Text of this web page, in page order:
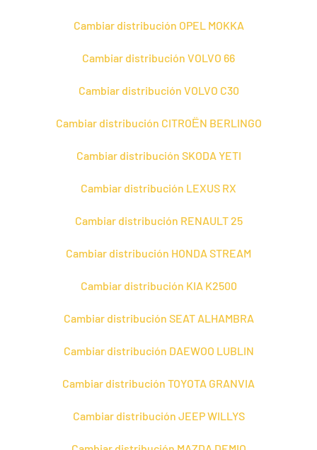
Cambiar distribución OPEL MOKKA
Cambiar distribución VOLVO 66
Cambiar distribución VOLVO C30
Cambiar distribución CITROЁN BERLINGO
Cambiar distribución SKODA YETI
Cambiar distribución LEXUS RX
Cambiar distribución RENAULT 25
Cambiar distribución HONDA STREAM
Cambiar distribución KIA K2500
Cambiar distribución SEAT ALHAMBRA
Cambiar distribución DAEWOO LUBLIN
Cambiar distribución TOYOTA GRANVIA
Cambiar distribución JEEP WILLYS